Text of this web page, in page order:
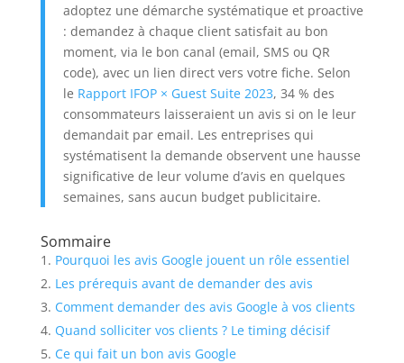
adoptez une démarche systématique et proactive
: demandez à chaque client satisfait au bon
moment, via le bon canal (email, SMS ou QR
code), avec un lien direct vers votre fiche. Selon
le Rapport IFOP × Guest Suite 2023, 34 % des
consommateurs laisseraient un avis si on le leur
demandait par email. Les entreprises qui
systématisent la demande observent une hausse
significative de leur volume d’avis en quelques
semaines, sans aucun budget publicitaire.
Sommaire
Pourquoi les avis Google jouent un rôle essentiel
Les prérequis avant de demander des avis
Comment demander des avis Google à vos clients
Quand solliciter vos clients ? Le timing décisif
Ce qui fait un bon avis Google